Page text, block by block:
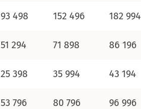
93 498 152 496 182 994
51 294 71 898 86 196
25 398 35 994 43 194
53 796 80 796 96 996